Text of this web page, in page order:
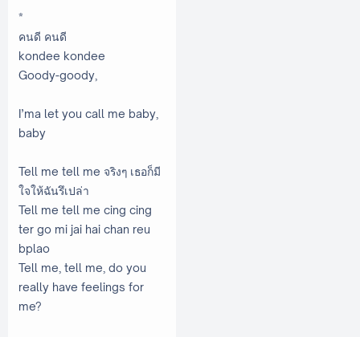
*
คนดี คนดี
kondee kondee
Goody-goody,
I’ma let you call me baby,
baby
Tell me tell me จริงๆ เธอก็มี
ใจให้ฉันรึเปล่า
Tell me tell me cing cing
ter go mi jai hai chan reu
bplao
Tell me, tell me, do you
really have feelings for
me?